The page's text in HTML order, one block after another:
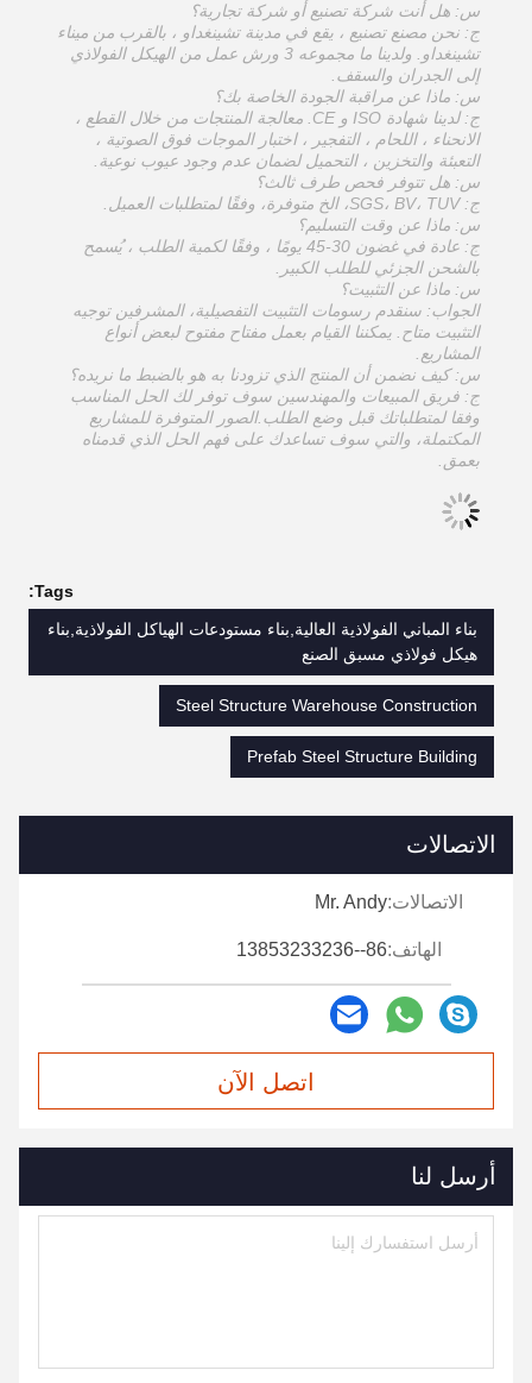
س: هل أنت شركة تصنيع أو شركة تجارية؟
ج: نحن مصنع تصنيع ، يقع في مدينة تشينغداو ، بالقرب من ميناء
تشينغداو. ولدينا ما مجموعه 3 ورش عمل من الهيكل الفولاذي
إلى الجدران والسقف.
س: ماذا عن مراقبة الجودة الخاصة بك؟
ج: لدينا شهادة ISO و CE. معالجة المنتجات من خلال القطع ،
الانحناء ، اللحام ، التفجير ، اختبار الموجات فوق الصوتية ،
التعبئة والتخزين ، التحميل لضمان عدم وجود عيوب نوعية.
س: هل تتوفر فحص طرف ثالث؟
ج: SGS، BV، TUV، الخ متوفرة، وفقًا لمتطلبات العميل.
س: ماذا عن وقت التسليم؟
ج: عادة في غضون 30-45 يومًا ، وفقًا لكمية الطلب ، يُسمح
بالشحن الجزئي للطلب الكبير.
س: ماذا عن التثبيت؟
الجواب: سنقدم رسومات التثبيت التفصيلية، المشرفين توجيه
التثبيت متاح. يمكننا القيام بعمل مفتاح مفتوح لبعض أنواع
المشاريع.
س: كيف نضمن أن المنتج الذي تزودنا به هو بالضبط ما نريده؟
ج: فريق المبيعات والمهندسين سوف توفر لك الحل المناسب
وفقا لمتطلباتك قبل وضع الطلب.الصور المتوفرة للمشاريع
المكتملة، والتي سوف تساعدك على فهم الحل الذي قدمناه
بعمق.
Tags:
بناء المباني الفولاذية العالية,بناء مستودعات الهياكل الفولاذية,بناء
هيكل فولاذي مسبق الصنع
Steel Structure Warehouse Construction
Prefab Steel Structure Building
الاتصالات
الاتصالات:Mr. Andy
الهاتف:86--13853233236
اتصل الآن
أرسل لنا